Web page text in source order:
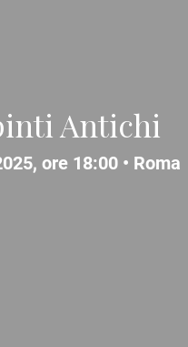
Antichi
ore 18:00 • Roma